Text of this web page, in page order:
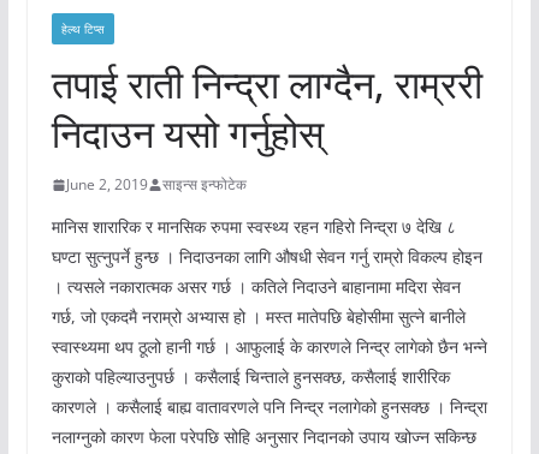
हेल्थ टिप्स
तपाई राती निन्द्रा लाग्दैन, राम्ररी
निदाउन यसो गर्नुहोस्
June 2, 2019 साइन्स इन्फोटेक
मानिस शारारिक र मानसिक रुपमा स्वस्थ्य रहन गहिरो निन्द्रा ७ देखि ८
घण्टा सुत्नुपर्ने हुन्छ । निदाउनका लागि औषधी सेवन गर्नु राम्रो विकल्प होइन
। त्यसले नकारात्मक असर गर्छ । कतिले निदाउने बाहानामा मदिरा सेवन
गर्छ, जो एकदमै नराम्रो अभ्यास हो । मस्त मातेपछि बेहोसीमा सुत्ने बानीले
स्वास्थ्यमा थप ठूलो हानी गर्छ । आफुलाई के कारणले निन्द्र लागेको छैन भन्ने
कुराको पहिल्याउनुपर्छ । कसैलाई चिन्ताले हुनसक्छ, कसैलाई शारीरिक
कारणले । कसैलाई बाह्य वातावरणले पनि निन्द्र नलागेको हुनसक्छ । निन्द्रा
नलाग्नुको कारण फेला परेपछि सोहि अनुसार निदानको उपाय खोज्न सकिन्छ